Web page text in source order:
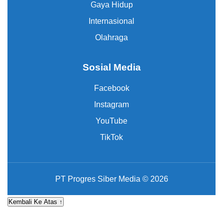
Gaya Hidup
Internasional
Olahraga
Sosial Media
Facebook
Instagram
YouTube
TikTok
PT Progres Siber Media © 2026
Kembali Ke Atas ↑